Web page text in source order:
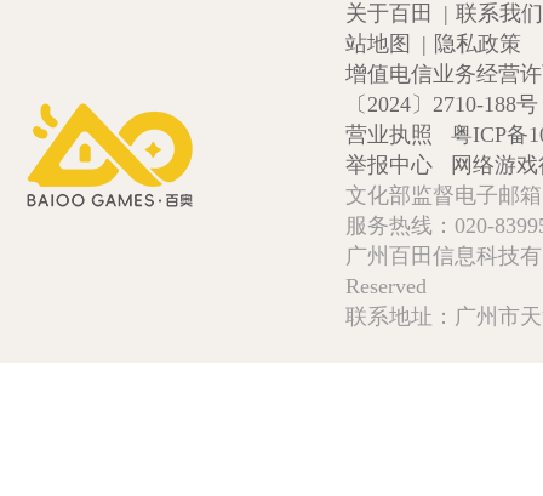
关于百田 | 联系我们
站地图
| 隐私政策
增值电信业务经营
〔2024〕2710-188号
营业执照
粤ICP备
举报中心
网络游
文化部监督电子邮
服务热线：020-
广州百田信息科技
Reserved
联系地址：广州市